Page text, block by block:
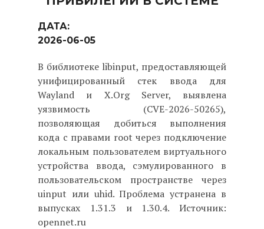
ДАТА:
2026-06-05
В библиотеке libinput, предоставляющей
унифицированный стек ввода для
Wayland и X.Org Server, выявлена
уязвимость (CVE-2026-50265),
позволяющая добиться выполнения
кода с правами root через подключение
локальным пользователем виртуального
устройства ввода, сэмулированного в
пользовательском пространстве через
uinput или uhid. Проблема устранена в
выпусках 1.31.3 и 1.30.4. Источник:
opennet.ru